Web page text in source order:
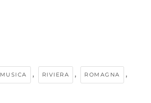
MUSICA , RIVIERA , ROMAGNA ,